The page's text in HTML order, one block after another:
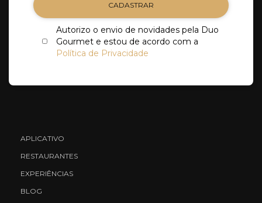
CADASTRAR
Autorizo o envio de novidades pela Duo
Gourmet e estou de acordo com a
Política de Privacidade
APLICATIVO
RESTAURANTES
EXPERIÊNCIAS
BLOG